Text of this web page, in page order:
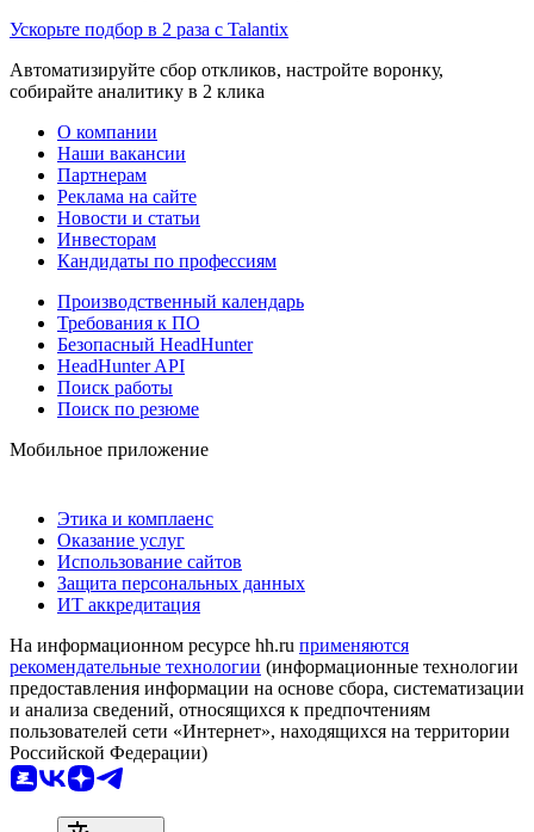
Ускорьте подбор в 2 раза с Talantix
Автоматизируйте сбор откликов, настройте воронку,
собирайте аналитику в 2 клика
О компании
Наши вакансии
Партнерам
Реклама на сайте
Новости и статьи
Инвесторам
Кандидаты по профессиям
Производственный календарь
Требования к ПО
Безопасный HeadHunter
HeadHunter API
Поиск работы
Поиск по резюме
Мобильное приложение
Этика и комплаенс
Оказание услуг
Использование сайтов
Защита персональных данных
ИТ аккредитация
На информационном ресурсе hh.ru применяются
рекомендательные технологии (информационные технологии
предоставления информации на основе сбора, систематизации
и анализа сведений, относящихся к предпочтениям
пользователей сети «Интернет», находящихся на территории
Российской Федерации)